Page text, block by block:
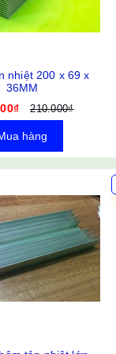
nhiệt 200 x 69 x
36MM
210.000₫
hàng